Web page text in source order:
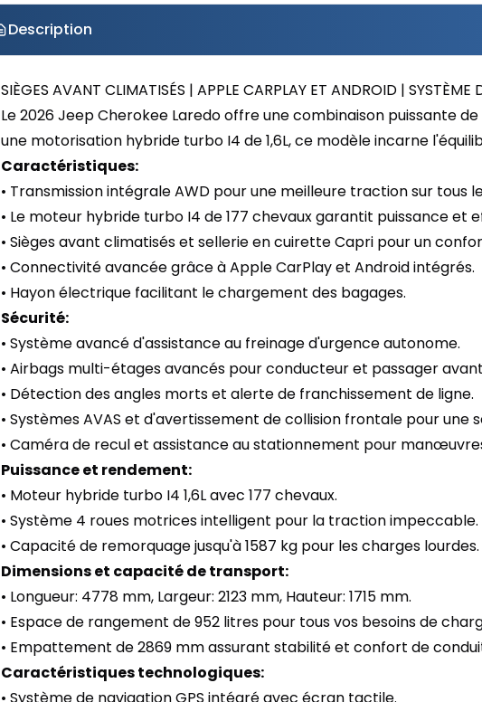
Description
SIÈGES AVANT CLIMATISÉS | APPLE CARPLAY ET ANDROID | SYSTÈME
Le 2026 Jeep Cherokee Laredo offre une combinaison puissante
une motorisation hybride turbo I4 de 1,6L, ce modèle incarne
Caractéristiques:
• Transmission intégrale AWD pour une meilleure traction sur tous
• Le moteur hybride turbo I4 de 177 chevaux garantit puissance et
• Sièges avant climatisés et sellerie en cuirette Capri pour un
• Connectivité avancée grâce à Apple CarPlay et Android intégrés.
• Hayon électrique facilitant le chargement des bagages.
Sécurité:
• Système avancé d'assistance au freinage d'urgence autonome.
• Airbags multi-étages avancés pour conducteur et passager
• Détection des angles morts et alerte de franchissement de ligne.
• Systèmes AVAS et d'avertissement de collision frontale pour une
• Caméra de recul et assistance au stationnement pour
Puissance et rendement:
• Moteur hybride turbo I4 1,6L avec 177 chevaux.
• Système 4 roues motrices intelligent pour la traction impeccable.
• Capacité de remorquage jusqu'à 1587 kg pour les charges lourdes.
Dimensions et capacité de transport:
• Longueur: 4778 mm, Largeur: 2123 mm, Hauteur: 1715 mm.
• Espace de rangement de 952 litres pour tous vos besoins de
• Empattement de 2869 mm assurant stabilité et confort de
Caractéristiques technologiques: